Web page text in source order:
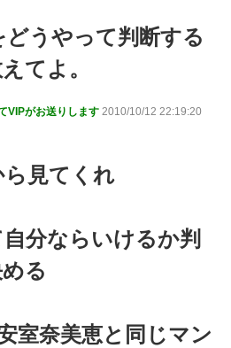
うやって判断する
てよ。
VIPがお送りします 2010/10/12 22:19:20
ら見てくれ
分ならいけるか判
める
室奈美恵と同じマン